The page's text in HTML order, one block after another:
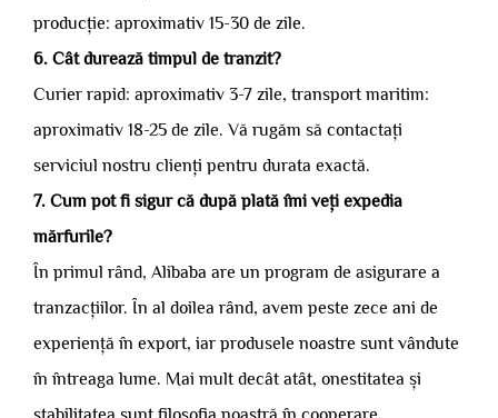
producție: aproximativ 15-30 de zile.
6. Cât durează timpul de tranzit?
Curier rapid: aproximativ 3-7 zile, transport maritim:
aproximativ 18-25 de zile. Vă rugăm să contactați
serviciul nostru clienți pentru durata exactă.
7. Cum pot fi sigur că după plată îmi veți expedia
mărfurile?
În primul rând, Alibaba are un program de asigurare a
tranzacțiilor. În al doilea rând, avem peste zece ani de
experiență în export, iar produsele noastre sunt vândute
în întreaga lume. Mai mult decât atât, onestitatea și